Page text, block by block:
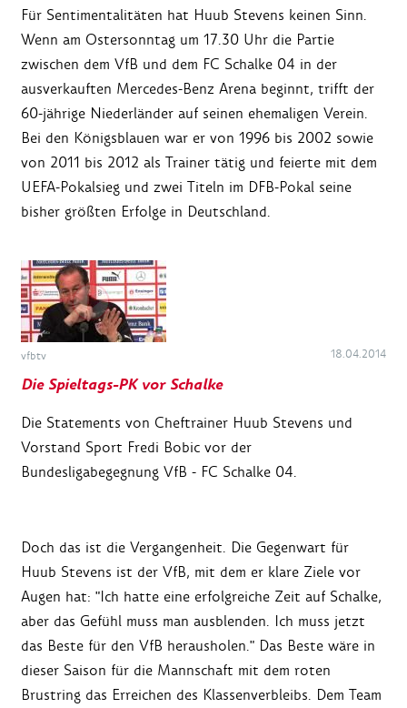
Für Sentimentalitäten hat Huub Stevens keinen Sinn.
Wenn am Ostersonntag um 17.30 Uhr die Partie
zwischen dem VfB und dem FC Schalke 04 in der
ausverkauften Mercedes-Benz Arena beginnt, trifft der
60-jährige Niederländer auf seinen ehemaligen Verein.
Bei den Königsblauen war er von 1996 bis 2002 sowie
von 2011 bis 2012 als Trainer tätig und feierte mit dem
UEFA-Pokalsieg und zwei Titeln im DFB-Pokal seine
bisher größten Erfolge in Deutschland.
vfbtv 18.04.2014
Die Spieltags-PK vor Schalke
Die Statements von Cheftrainer Huub Stevens und
Vorstand Sport Fredi Bobic vor der
Bundesligabegegnung VfB - FC Schalke 04.
Doch das ist die Vergangenheit. Die Gegenwart für
Huub Stevens ist der VfB, mit dem er klare Ziele vor
Augen hat: "Ich hatte eine erfolgreiche Zeit auf Schalke,
aber das Gefühl muss man ausblenden. Ich muss jetzt
das Beste für den VfB herausholen." Das Beste wäre in
dieser Saison für die Mannschaft mit dem roten
Brustring das Erreichen des Klassenverbleibs. Dem Team